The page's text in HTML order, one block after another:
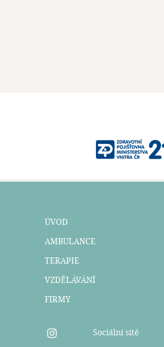
ÚVOD
AMBULANCE
TERAPIE
VZDĚLÁVÁNÍ
FIRMY
Sociální sítě